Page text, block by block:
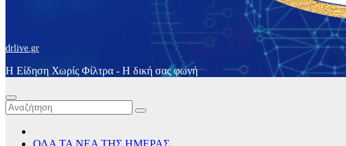
drlive.gr
Η Είδηση Χωρίς Φίλτρα - H δική σας φωνή
ΟΛΑ ΤΑ ΝΕΑ ΤΗΣ ΗΜΕΡΑΣ